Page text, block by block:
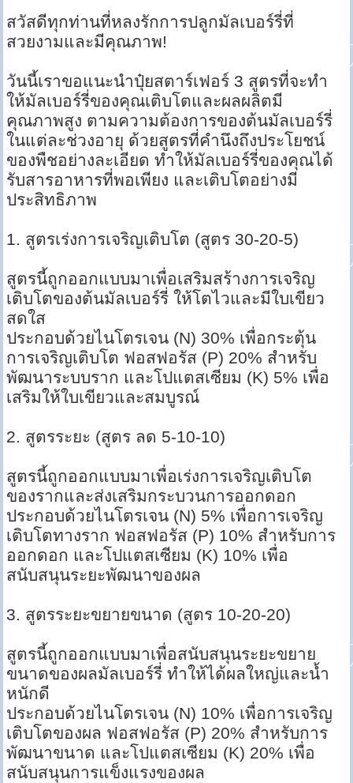
สวัสดีทุกท่านที่หลงรักการปลูกมัลเบอร์รี่ที่
สวยงามและมีคุณภาพ!
วันนี้เราขอแนะนำปุ๋ยสตาร์เฟอร์ 3 สูตรที่จะทำ
ให้มัลเบอร์รี่ของคุณเติบโตและผลผลิตมี
คุณภาพสูง ตามความต้องการของต้นมัลเบอร์รี่
ในแต่ละช่วงอายุ ด้วยสูตรที่คำนึงถึงประโยชน์
ของพืชอย่างละเอียด ทำให้มัลเบอร์รี่ของคุณได้
รับสารอาหารที่พอเพียง และเติบโตอย่างมี
ประสิทธิภาพ
1. สูตรเร่งการเจริญเติบโต (สูตร 30-20-5)
สูตรนี้ถูกออกแบบมาเพื่อเสริมสร้างการเจริญ
เติบโตของต้นมัลเบอร์รี่ ให้โตไวและมีใบเขียว
สดใส
ประกอบด้วยไนโตรเจน (N) 30% เพื่อกระตุ้น
การเจริญเติบโต ฟอสฟอรัส (P) 20% สำหรับ
พัฒนาระบบราก และโปแตสเซียม (K) 5% เพื่อ
เสริมให้ใบเขียวและสมบูรณ์
2. สูตรระยะ (สูตร ลด 5-10-10)
สูตรนี้ถูกออกแบบมาเพื่อเร่งการเจริญเติบโต
ของรากและส่งเสริมกระบวนการออกดอก
ประกอบด้วยไนโตรเจน (N) 5% เพื่อการเจริญ
เติบโตทางราก ฟอสฟอรัส (P) 10% สำหรับการ
ออกดอก และโปแตสเซียม (K) 10% เพื่อ
สนับสนุนระยะพัฒนาของผล
3. สูตรระยะขยายขนาด (สูตร 10-20-20)
สูตรนี้ถูกออกแบบมาเพื่อสนับสนุนระยะขยาย
ขนาดของผลมัลเบอร์รี่ ทำให้ได้ผลใหญ่และน้ำ
หนักดี
ประกอบด้วยไนโตรเจน (N) 10% เพื่อการเจริญ
เติบโตของผล ฟอสฟอรัส (P) 20% สำหรับการ
พัฒนาขนาด และโปแตสเซียม (K) 20% เพื่อ
สนับสนุนการแข็งแรงของผล